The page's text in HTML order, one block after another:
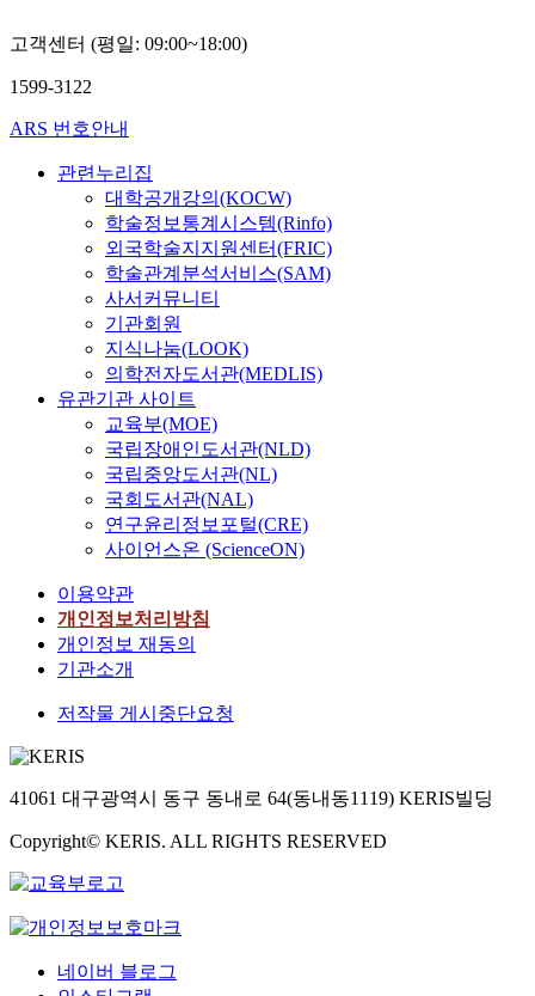
고객센터 (평일: 09:00~18:00)
1599-3122
ARS 번호안내
관련누리집
대학공개강의(KOCW)
학술정보통계시스템(Rinfo)
외국학술지지원센터(FRIC)
학술관계분석서비스(SAM)
사서커뮤니티
기관회원
지식나눔(LOOK)
의학전자도서관(MEDLIS)
유관기관 사이트
교육부(MOE)
국립장애인도서관(NLD)
국립중앙도서관(NL)
국회도서관(NAL)
연구윤리정보포털(CRE)
사이언스온 (ScienceON)
이용약관
개인정보처리방침
개인정보 재동의
기관소개
저작물 게시중단요청
41061 대구광역시 동구 동내로 64(동내동1119) KERIS빌딩
Copyright© KERIS. ALL RIGHTS RESERVED
네이버 블로그